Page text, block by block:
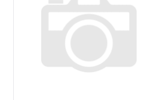
Купить в 1 клик
К сравнению
В избранное
В наличии